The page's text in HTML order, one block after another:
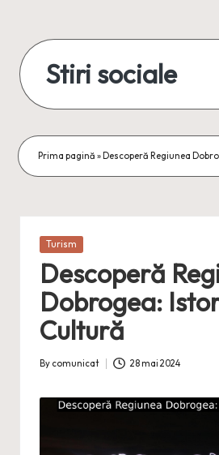
content
Stiri sociale
conexiuni
reale
Prima pagină » Descoperă Regiunea
Posted
Turism
Descoperă
Dobrogea:
Cultură
Posted
By comunicat 28 mai 2024